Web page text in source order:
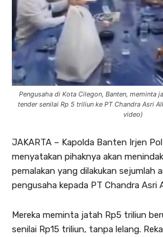
Pengusaha di Kota Cilegon, Banten, meminta
tender senilai Rp 5 triliun ke PT Chandra Asri
video)
JAKARTA – Kapolda Banten Irjen
menyatakan pihaknya akan
pemalakan yang dilakukan sejumlah
pengusaha kepada PT Chandra Asri
Mereka meminta jatah Rp5 triliun
senilai Rp15 triliun, tanpa lelang.